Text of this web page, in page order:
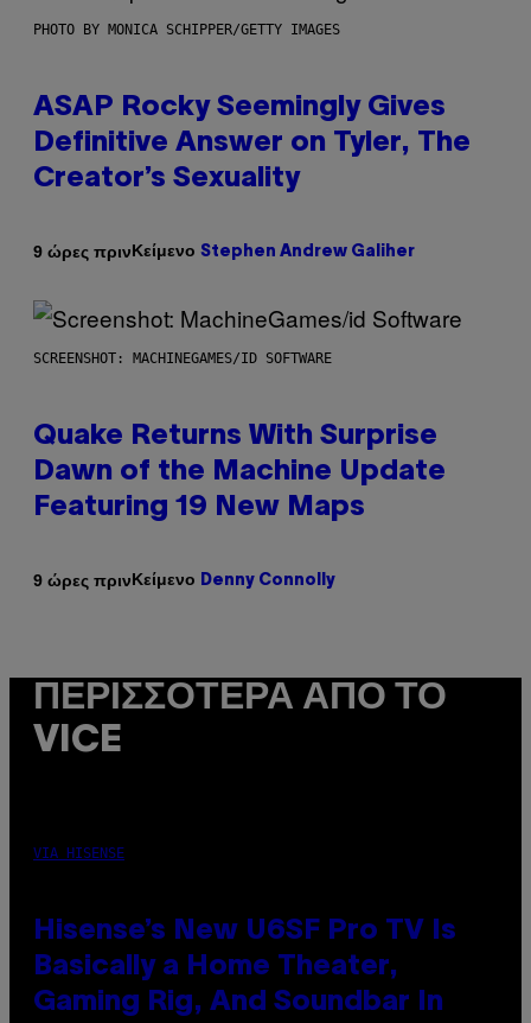
PHOTO BY MONICA SCHIPPER/GETTY IMAGES
ASAP Rocky Seemingly Gives
Definitive Answer on Tyler, The
Creator’s Sexuality
9 ώρες πρινΚείμενο Stephen Andrew Galiher
SCREENSHOT: MACHINEGAMES/ID SOFTWARE
Quake Returns With Surprise
Dawn of the Machine Update
Featuring 19 New Maps
9 ώρες πρινΚείμενο Denny Connolly
ΠΕΡΙΣΣΌΤΕΡΑ ΑΠΌ ΤΟ
VICE
VIA HISENSE
Hisense’s New U6SF Pro TV Is
Basically a Home Theater,
Gaming Rig, And Soundbar In